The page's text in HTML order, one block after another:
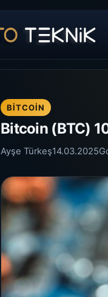
BITCOIN
Bitcoin (BTC)
Ayşe Türkeş14.03.2025